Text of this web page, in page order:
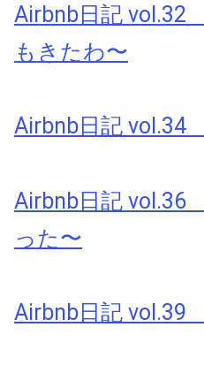
Airbnb日記 vol.32
もきたわ〜
Airbnb日記
Airbnb日記 vol.36
った〜
Airbnb日記 vol.39